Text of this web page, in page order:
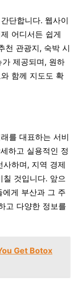
단합니다. 웹사이
어디서든 쉽게
천 관광지, 숙박 시
제공되며, 원하
함께 지도도 확
를 대표하는 서비
하고 실용적인 정
하며, 지역 경제
것입니다. 앞으
에게 부산과 그 주
고 다양한 정보를
Get Botox